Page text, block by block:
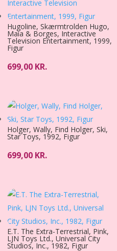
Hugoline, Skærmtrolden Hugo,
Maia & Borges, Interactive
Television Entertainment, 1999,
Figur
699,00 KR.
Holger, Wally, Find Holger, Ski,
Star Toys, 1992, Figur
699,00 KR.
E.T. The Extra-Terrestrial, Pink,
LJN Toys Ltd., Universal City
Studios, Inc., 1982, Figur